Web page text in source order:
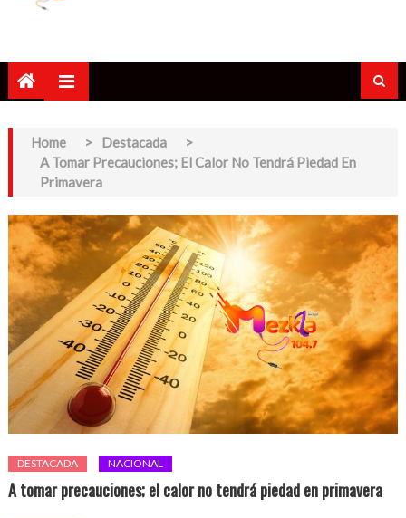
Home > Destacada
>
A Tomar Precauciones; El Calor No Tendrá Piedad En
Primavera
DESTACADA NACIONAL
A tomar precauciones; el calor no tendrá piedad en primavera